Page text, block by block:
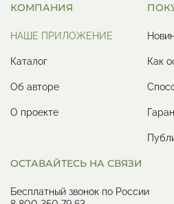
КОМПАНИЯ
НАШЕ ПРИЛОЖЕНИЕ
Каталог
Об авторе
О проекте
Как
ОСТАВАЙТЕСЬ НА СВЯЗИ
Бесплатный звонок по России